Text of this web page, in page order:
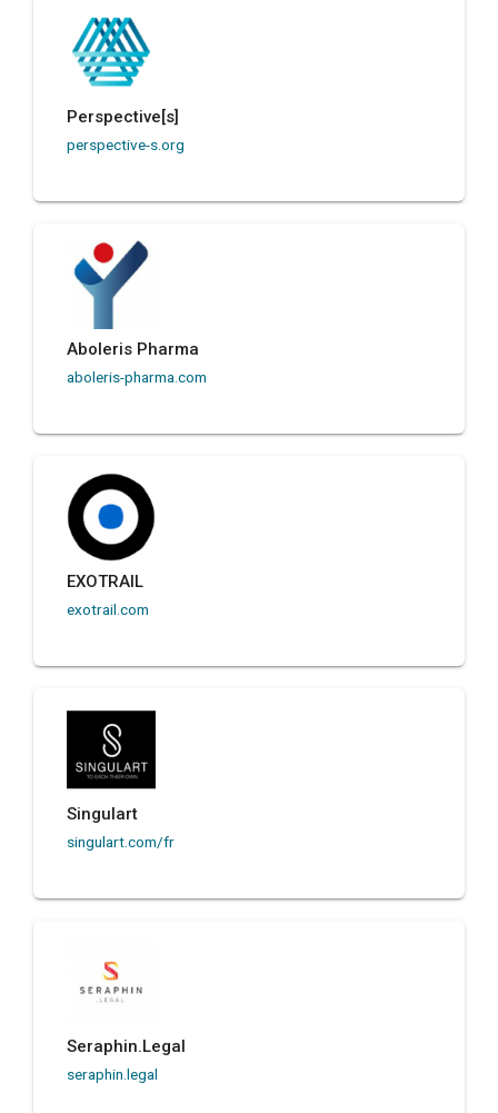
Perspective[s]
perspective-s.org
Aboleris Pharma
aboleris-pharma.com
EXOTRAIL
exotrail.com
Singulart
singulart.com/fr
Seraphin.Legal
seraphin.legal